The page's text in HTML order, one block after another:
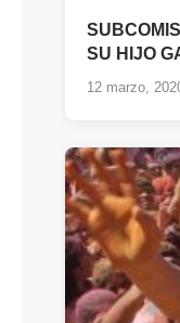
SU HIJO
12 marzo,